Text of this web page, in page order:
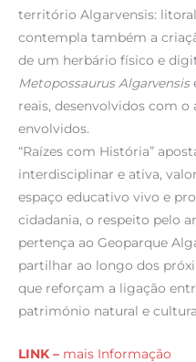
território Algarvensis:
contempla também a
de um herbário físico e
Metopossaurus Algarvensis
reais, desenvolvidos com
envolvidos.
“Raízes com História”
interdisciplinar e ativa,
espaço educativo vivo e
cidadania, o respeito pelo
pertença ao Geoparque
partilhar ao longo dos
que reforçam a ligação
património natural e
LINK – mais Informação